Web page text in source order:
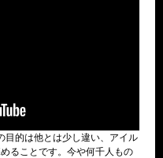
目的は他とは少し違い、アイル
ることです。今や何千人もの